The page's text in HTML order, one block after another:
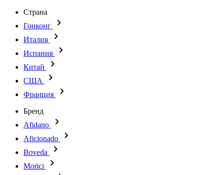
Страна
Гонконг
Италия
Испания
Китай
США
Франция
Бренд
Afidano
Aficionado
Boveda
Morici